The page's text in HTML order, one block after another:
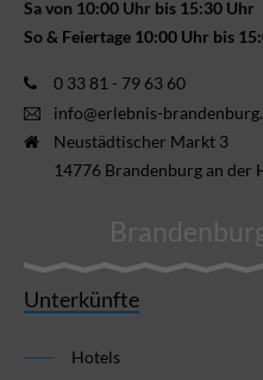
Sa von 10:00 Uhr bis 15:30 Uhr
So & Feiertage 10:00 Uhr bis
0 33 81 - 79 63 60
info@erlebnis-
Neustädtischer Markt 3
14776 Brandenburg an der
Unterkünfte
Hotels